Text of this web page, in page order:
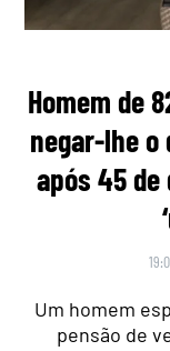
Homem de
negar-lhe o
após 45
Um homem
pensão de